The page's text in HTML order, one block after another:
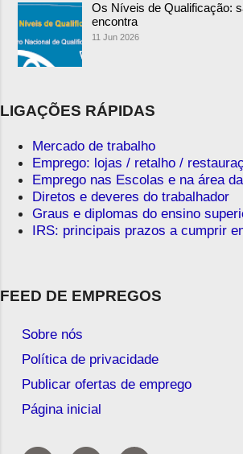
Os Níveis de Qualificação:
encontra
11 Jun 2026
LIGAÇÕES RÁPIDAS
Mercado de trabalho
Emprego: lojas / retalho /
Emprego nas Escolas e na área
Diretos e deveres do trabalhador
Graus e diplomas do ensino
IRS: principais prazos a cumprir
FEED DE EMPREGOS
Sobre nós
Política de privacidade
Publicar ofertas de emprego
Página inicial